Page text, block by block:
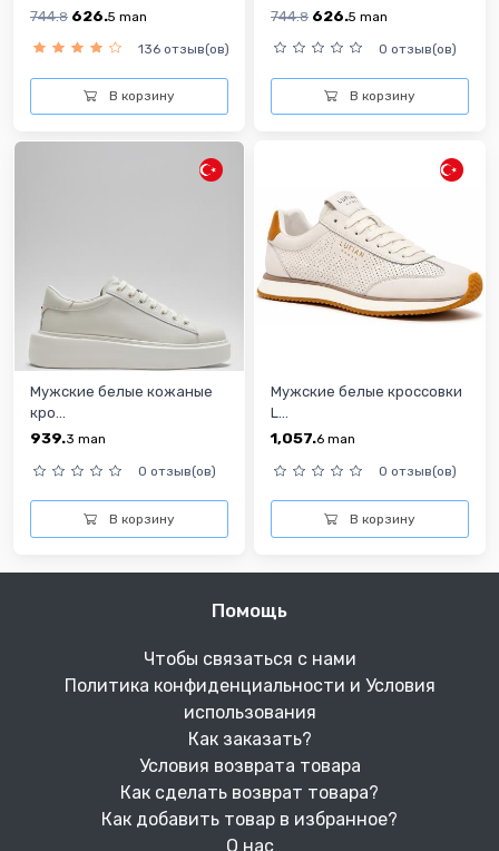
744.8 626.5 man
136 отзыв(ов)
В корзину
744.8 626.5 man
0 отзыв(ов)
В корзину
Мужские белые кожаные
кро...
939.3 man
0 отзыв(ов)
В корзину
Мужские белые кроссовки
L...
1,057.6 man
0 отзыв(ов)
В корзину
Помощь
Чтобы связаться с нами
Политика конфиденциальности и Условия
использования
Как заказать?
Условия возврата товара
Как сделать возврат товара?
Как добавить товар в избранное?
О нас